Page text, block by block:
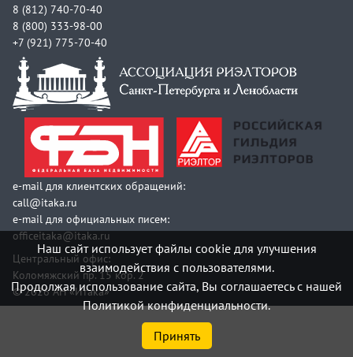
8 (812) 740-70-40
8 (800) 333-98-00
+7 (921) 775-70-40
e-mail для клиентских обращений:
call@itaka.ru
e-mail для официальных писем:
officeitaka@itaka.ru
Центральный офис:
Коломяжский пр. 15 кор. 2
© 2026 АН «Итака»
Наш сайт использует файлы cookie для улучшения
взаимодействия с пользователями.
Продолжая использование сайта, Вы соглашаетесь с нашей
Политикой конфиденциальности.
Принять